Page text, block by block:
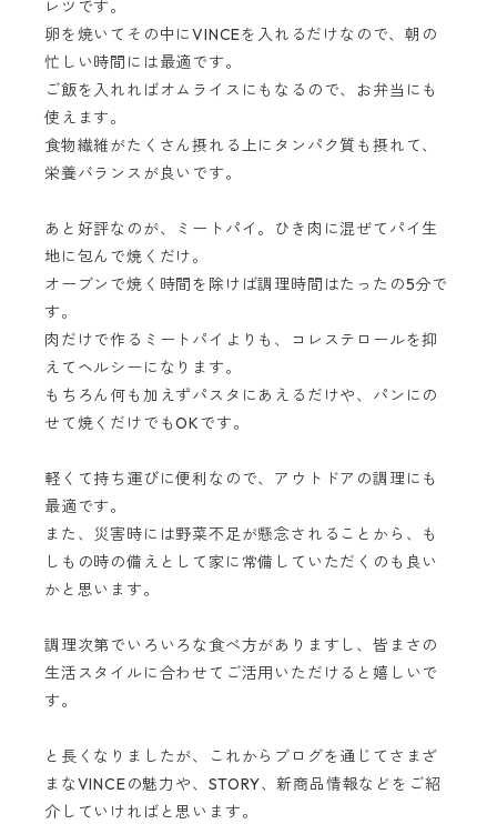
レツです。
卵を焼いてその中にVINCEを入れるだけなので、朝の
忙しい時間には最適です。
ご飯を入れればオムライスにもなるので、お弁当にも
使えます。
食物繊維がたくさん摂れる上にタンパク質も摂れて、
栄養バランスが良いです。
あと好評なのが、ミートパイ。ひき肉に混ぜてパイ生
地に包んで焼くだけ。
オーブンで焼く時間を除けば調理時間はたったの5分で
す。
肉だけで作るミートパイよりも、コレステロールを抑
えてヘルシーになります。
もちろん何も加えずパスタにあえるだけや、パンにの
せて焼くだけでもOKです。
軽くて持ち運びに便利なので、アウトドアの調理にも
最適です。
また、災害時には野菜不足が懸念されることから、も
しもの時の備えとして家に常備していただくのも良い
かと思います。
調理次第でいろいろな食べ方がありますし、皆まさの
生活スタイルに合わせてご活用いただけると嬉しいで
す。
と長くなりましたが、これからブログを通じてさまざ
まなVINCEの魅力や、STORY、新商品情報などをご紹
介していければと思います。